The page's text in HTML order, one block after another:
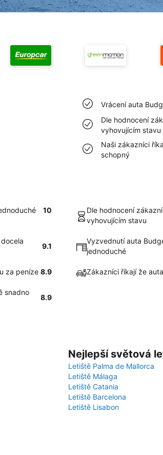
Vrácení auta
Dle hodnocení
vyhovujícím stavu
Naši zákazníci
schopný
10
Dle hodnocení
vyhovujícím stavu
9.1
Vyzvednutí auta
jednoduché
za peníze 8.9 Zákazníci říkají že
snadno
8.9
Nejlepší světová
Letiště Palma de Mallorca
Letiště Málaga
Letiště Catania
Letiště Barcelona
Letiště Lisabon